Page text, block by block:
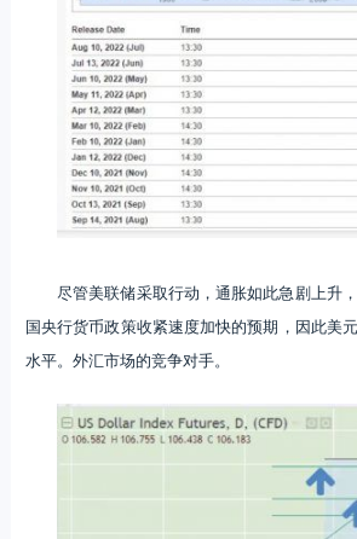
尽管美联储采取行动，通胀如此急剧上升
国央行货币政策收紧速度加快的预期，因此美
水平。外汇市场的竞争对手。